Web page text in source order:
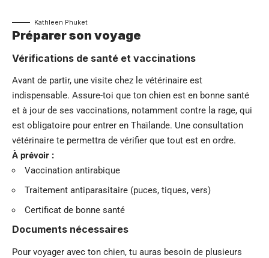
Kathleen Phuket
Préparer son voyage
Vérifications de santé et vaccinations
Avant de partir, une visite chez le vétérinaire est
indispensable. Assure-toi que ton chien est en bonne santé
et à jour de ses vaccinations, notamment contre la rage, qui
est obligatoire pour entrer en Thaïlande. Une consultation
vétérinaire te permettra de vérifier que tout est en ordre.
À prévoir :
Vaccination antirabique
Traitement antiparasitaire (puces, tiques, vers)
Certificat de bonne santé
Documents nécessaires
Pour voyager avec ton chien, tu auras besoin de plusieurs